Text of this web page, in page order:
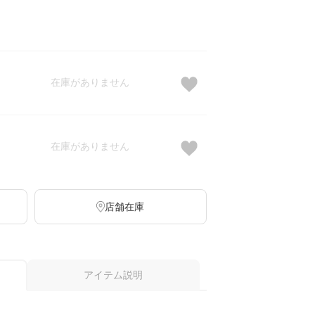
在庫がありません
在庫がありません
店舗在庫
アイテム説明